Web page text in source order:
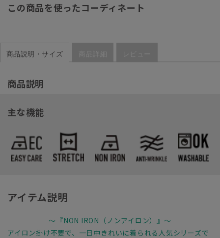
この商品を使ったコーディネート
商品説明・サイズ 商品詳細 レビュー
商品説明
主な機能
アイテム説明
～『NON IRON（ノンアイロン）』～
アイロン掛け不要で、一日中きれいに着られる人気シリーズで